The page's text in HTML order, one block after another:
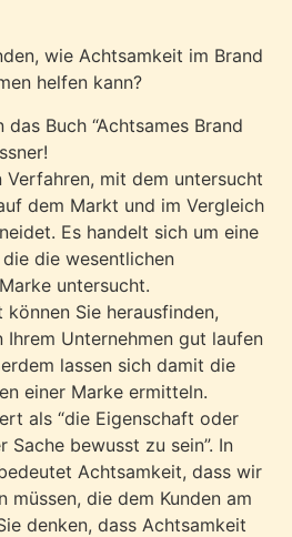
wie Achtsamkeit im Brand
helfen kann?
Buch “Achtsames Brand
Verfahren, mit dem untersucht
dem Markt und im Vergleich
Es handelt sich um eine
die wesentlichen
untersucht.
Sie herausfinden,
Unternehmen gut laufen
lassen sich damit die
einer Marke ermitteln.
als “die Eigenschaft oder
Sache bewusst zu sein”. In
Achtsamkeit, dass wir
müssen, die dem Kunden am
denken, dass Achtsamkeit